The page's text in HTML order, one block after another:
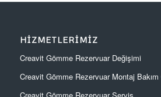
HIZMETLERIMIZ
Creavit Gömme Rezervuar Değişimi
Creavit Gömme Rezervuar Montaj Bakım